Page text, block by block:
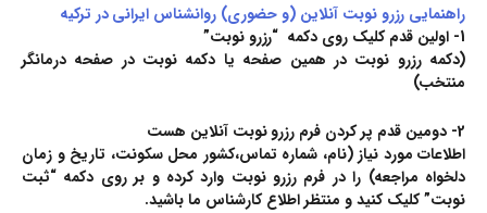
راهنمایی رزرو نوبت آنلاین (و حضوری) روانشناس ایرانی در ترکیه
1- اولین قدم کلیک روی دکمه “
رزرو نوبت”
(دکمه رزرو نوبت در همین صفحه یا دکمه نوبت در صفحه درمانگر
منتخب)
2- دومین قدم پر کردن فرم رزرو نوبت آنلاین هست
اطلاعات مورد نیاز (نام، شماره تماس،کشور محل سکونت، تاریخ و زمان
دلخواه مراجعه) را در فرم رزرو نوبت وارد کرده و بر روی دکمه “ثبت
نوبت” کلیک کنید و منتظر اطلاع کارشناس ما باشید.